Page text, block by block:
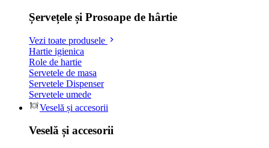
Șervețele și Prosoape de hârtie
Vezi toate produsele
Hartie igienica
Role de hartie
Servetele de masa
Servetele Dispenser
Servetele umede
Veselă și accesorii
Veselă și accesorii